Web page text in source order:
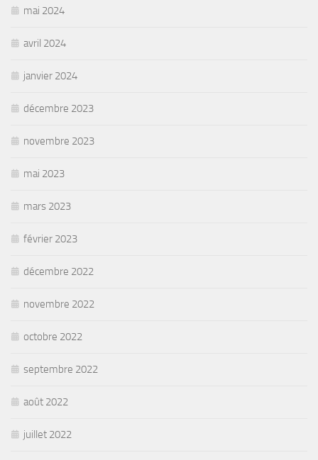
mai 2024
avril 2024
janvier 2024
décembre 2023
novembre 2023
mai 2023
mars 2023
février 2023
décembre 2022
novembre 2022
octobre 2022
septembre 2022
août 2022
juillet 2022